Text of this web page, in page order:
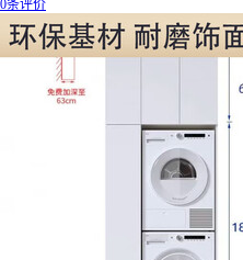
0条评价